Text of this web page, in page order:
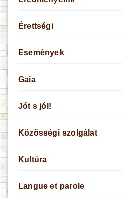
Érettségi
Események
Gaia
Jót s jól!
Közösségi szolgálat
Kultúra
Langue et parole